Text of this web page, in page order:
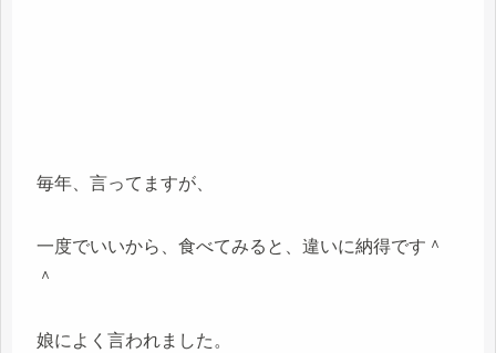
毎年、言ってますが、
一度でいいから、食べてみると、違いに納得です＾
＾
娘によく言われました。